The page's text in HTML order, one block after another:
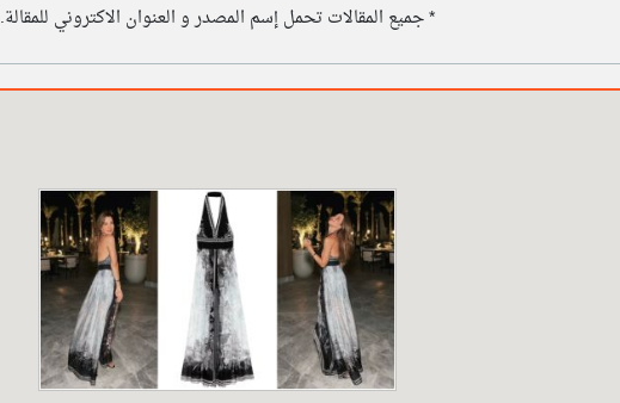
* جميع المقالات تحمل إسم المصدر و العنوان الاكتروني للمقالة.